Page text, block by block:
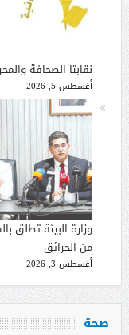
نقابتا الصحافة
أغسطس 5, 2026
وزارة البيئة تطلق
من الحرائق
أغسطس 3, 2026
صحة